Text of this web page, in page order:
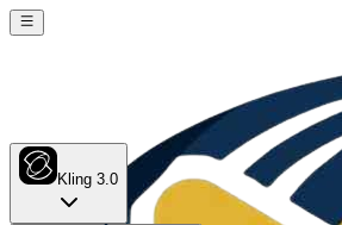
Kling 3.0